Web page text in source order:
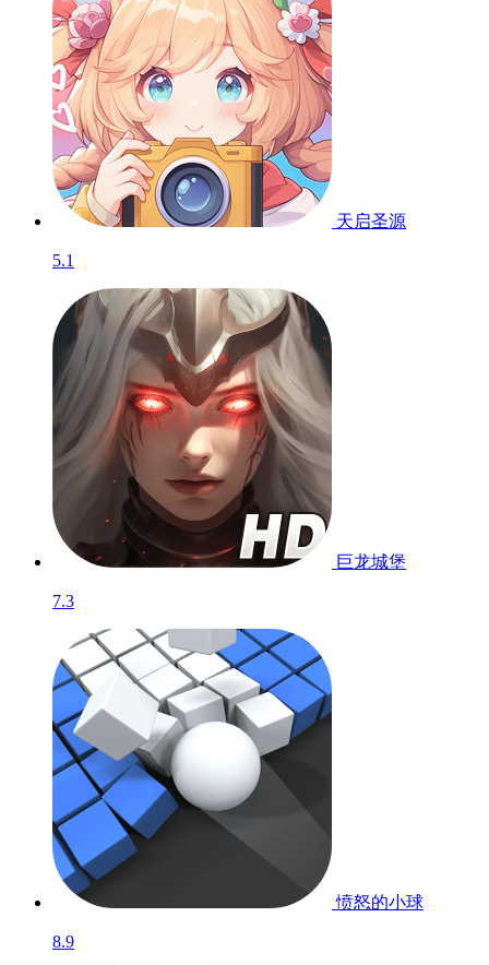
天启圣源
5.1
巨龙城堡
7.3
愤怒的小球
8.9